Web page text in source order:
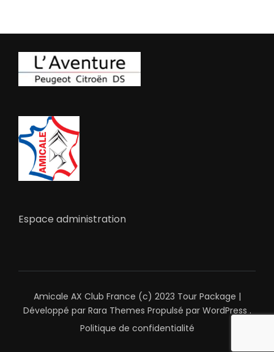
Espace administration
Amicale AX Club France (c) 2023 Tour Package |
Développé par Rara Themes Propulsé par WordPress.
Politique de confidentialité